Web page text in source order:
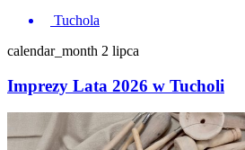
Tuchola
calendar_month 2 lipca
Imprezy Lata 2026 w Tucholi